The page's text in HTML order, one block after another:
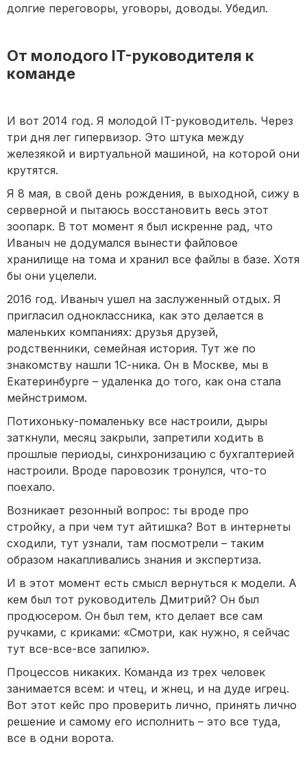
долгие переговоры, уговоры, доводы. Убедил.
От молодого IT-руководителя к
команде
И вот 2014 год. Я молодой IT-руководитель. Через
три дня лег гипервизор. Это штука между
железякой и виртуальной машиной, на которой они
крутятся.
Я 8 мая, в свой день рождения, в выходной, сижу в
серверной и пытаюсь восстановить весь этот
зоопарк. В тот момент я был искренне рад, что
Иваныч не додумался вынести файловое
хранилище на тома и хранил все файлы в базе. Хотя
бы они уцелели.
2016 год. Иваныч ушел на заслуженный отдых. Я
пригласил одноклассника, как это делается в
маленьких компаниях: друзья друзей,
родственники, семейная история. Тут же по
знакомству нашли 1С-ника. Он в Москве, мы в
Екатеринбурге – удаленка до того, как она стала
мейнстримом.
Потихоньку-помаленьку все настроили, дыры
заткнули, месяц закрыли, запретили ходить в
прошлые периоды, синхронизацию с бухгалтерией
настроили. Вроде паровозик тронулся, что-то
поехало.
Возникает резонный вопрос: ты вроде про
стройку, а при чем тут айтишка? Вот в интернеты
сходили, тут узнали, там посмотрели – таким
образом накапливались знания и экспертиза.
И в этот момент есть смысл вернуться к модели. А
кем был тот руководитель Дмитрий? Он был
продюсером. Он был тем, кто делает все сам
ручками, с криками: «Смотри, как нужно, я сейчас
тут все-все-все запилю».
Процессов никаких. Команда из трех человек
занимается всем: и чтец, и жнец, и на дуде игрец.
Вот этот кейс про проверить лично, принять лично
решение и самому его исполнить – это все туда,
все в одни ворота.